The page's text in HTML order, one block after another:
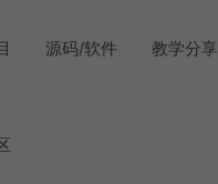
源码/软件 教学分享